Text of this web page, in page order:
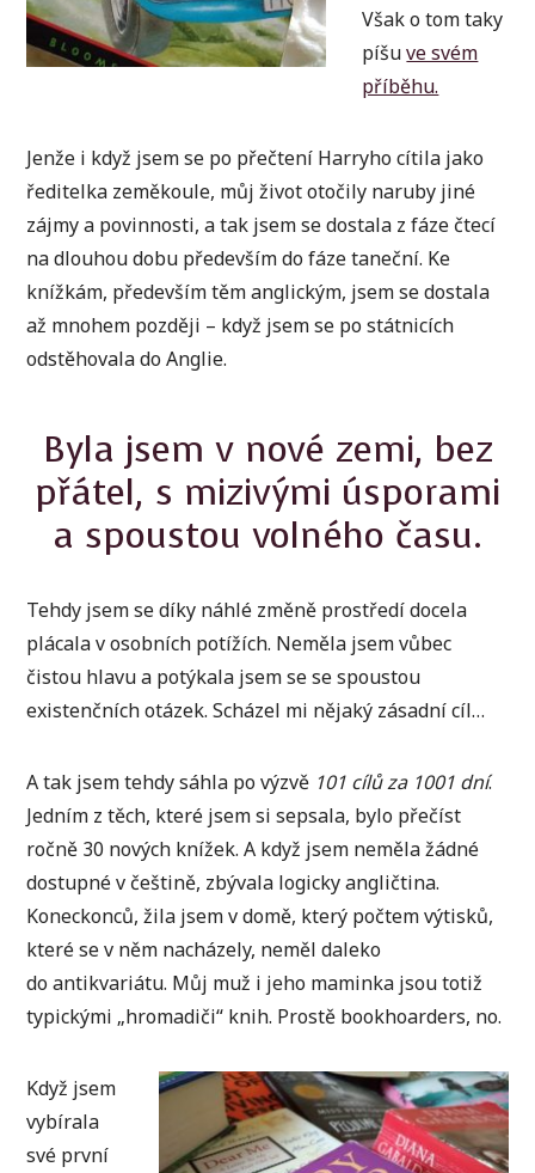
Však o tom taky
píšuve svém
příběhu.
Jenže i když jsem se po přečtení Harryho cítila jako
ředitelka zeměkoule, můj život otočily naruby jiné
zájmy a povinnosti, a tak jsem se dostala z fáze čtecí
na dlouhou dobu především do fáze taneční. Ke
knížkám, především těm anglickým, jsem se dostala
až mnohem později – když jsem se po státnicích
odstěhovala do Anglie.
Byla jsem v nové zemi, bez
přátel, s mizivými úsporami
a spoustou volného času.
Tehdy jsem se díky náhlé změně prostředí docela
plácala v osobních potížích. Neměla jsem vůbec
čistou hlavu a potýkala jsem se se spoustou
existenčních otázek. Scházel mi nějaký zásadní cíl…
A tak jsem tehdy sáhla po výzvě 101 cílů za 1001 dní.
Jedním z těch, které jsem si sepsala, bylo přečíst
ročně 30 nových knížek. A když jsem neměla žádné
dostupné v češtině, zbývala logicky angličtina.
Koneckonců, žila jsem v domě, který počtem výtisků,
které se v něm nacházely, neměl daleko
do antikvariátu. Můj muž i jeho maminka jsou totiž
typickými „hromadiči“ knih. Prostě bookhoarders, no.
Když jsem
vybírala
své první